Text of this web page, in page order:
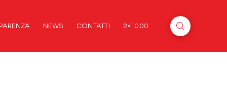
NEWS CONTATTI 2×1000